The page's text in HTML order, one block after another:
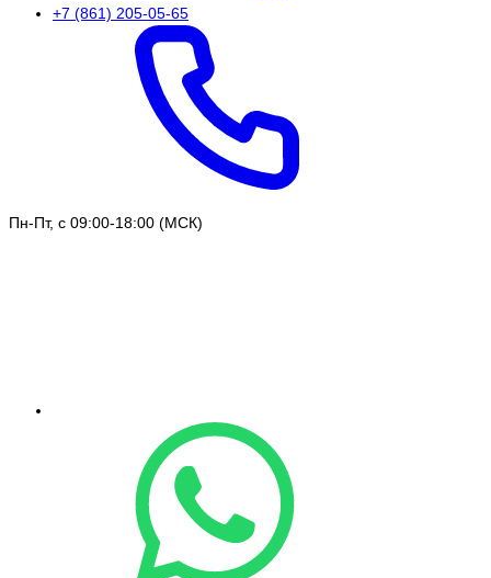
+7 (861) 205-05-65
Пн-Пт, с 09:00-18:00 (МСК)